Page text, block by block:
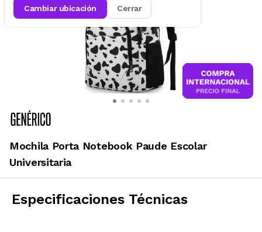
cambiar ubicación cerrar
Mochila Porta Notebook Paude Escolar
Universitaria
Especificaciones Técnicas